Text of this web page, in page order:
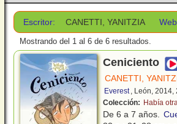
Escritor: CANETTI, YANITZIA
Mostrando del 1 al 6 de 6 resultados.
Ceniciento
CANETTI,
Everest , León, 2014,
Colección: Había
De 6 a 7 años.